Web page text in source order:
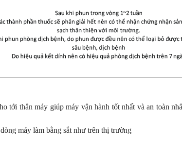
tới thân máy giúp máy vận hành tốt nhất và an toàn
máy làm bằng sắt như trên thị trường